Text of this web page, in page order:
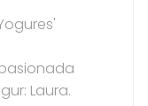
Laura.